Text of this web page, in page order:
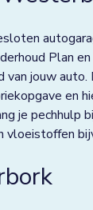
Plan
van jouw
en
je pechhulp
vloeistoffen